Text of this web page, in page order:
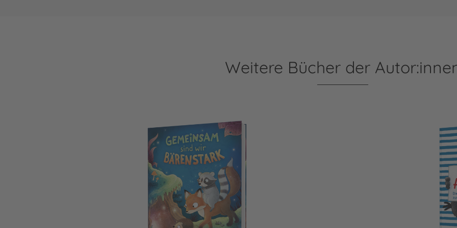
Weitere Bücher der
Gemeinsam sind wir bärenstark Der kleine Rabe Socke: